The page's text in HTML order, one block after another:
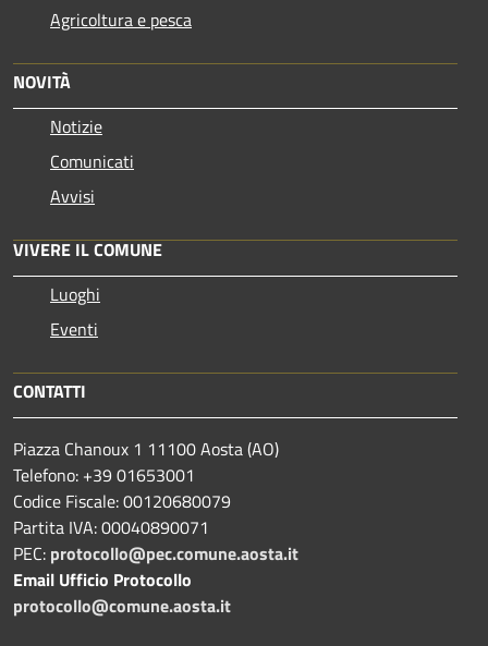
Agricoltura e pesca
NOVITÀ
Notizie
Comunicati
Avvisi
VIVERE IL COMUNE
Luoghi
Eventi
CONTATTI
Piazza Chanoux 1 11100 Aosta (AO)
Telefono: +39 01653001
Codice Fiscale: 00120680079
Partita IVA: 00040890071
PEC: protocollo@pec.comune.aosta.it
Email Ufficio Protocollo
protocollo@comune.aosta.it